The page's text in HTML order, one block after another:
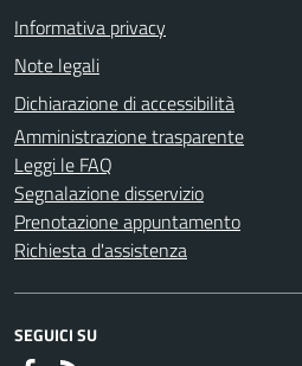
Informativa privacy
Note legali
Dichiarazione di accessibilità
Amministrazione trasparente
Leggi le FAQ
Segnalazione disservizio
Prenotazione appuntamento
Richiesta d'assistenza
SEGUICI SU